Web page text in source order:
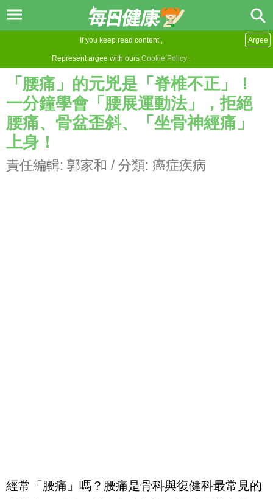
If you keep read content ,
Represent argee with ours Cookie Policy .
Argee
「腰痛」的元兇是「脊椎不正」！
一分鐘學會「腰展運動法」，拒絕
腰痛、骨盆歪斜、「坐骨神經痛」
上身！
責任編輯: 郭家和 / 分類: 癌症疾病
經常「腰痛」嗎？腰痛是骨科與復健科最常見的